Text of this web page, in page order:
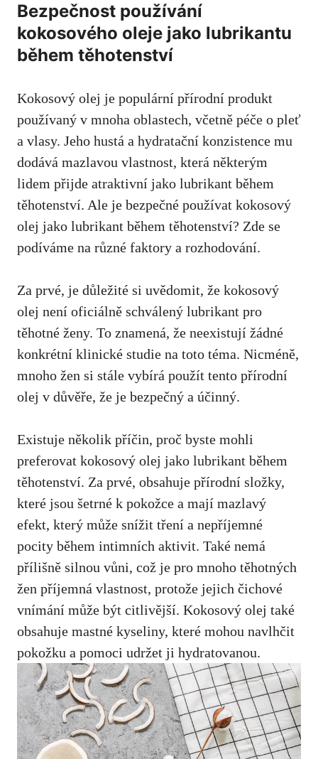
Bezpečnost používání
kokosového oleje jako lubrikantu
během těhotenství
Kokosový olej je populární přírodní produkt
používaný v mnoha oblastech,​ včetně péče o pleť
a vlasy. Jeho hustá a ⁣hydratační konzistence mu
dodává mazlavou vlastnost, která některým
lidem přijde atraktivní jako lubrikant během
⁣těhotenství. Ale je bezpečné používat kokosový
olej jako lubrikant během těhotenství? Zde​ se
podíváme‌ na různé faktory a rozhodování.
Za prvé, je důležité si uvědomit, že kokosový
olej není⁣ oficiálně schválený​ lubrikant pro
těhotné ženy. To⁤ znamená, že neexistují žádné
konkrétní klinické studie na toto téma. Nicméně,
mnoho žen⁣ si stále vybírá použít tento přírodní
olej ‍v důvěře,​ že je ⁤bezpečný a účinný.
Existuje několik příčin, proč byste mohli
preferovat kokosový olej jako ⁤lubrikant během
těhotenství. Za prvé, obsahuje přírodní složky,
které jsou šetrné k pokožce a mají mazlavý
⁤efekt, který může ⁣snížit tření a nepříjemné
pocity ⁣během intimních aktivit. Také nemá
přílišně silnou vůni, což je pro mnoho těhotných
‌žen příjemná vlastnost, protože jejich čichové
vnímání může být citlivější. Kokosový olej také
obsahuje mastné kyseliny, které mohou navlhčit
pokožku a pomoci udržet ji hydratovanou.